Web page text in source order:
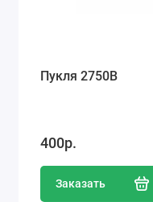
Пукля 2750В
400р.
Заказать